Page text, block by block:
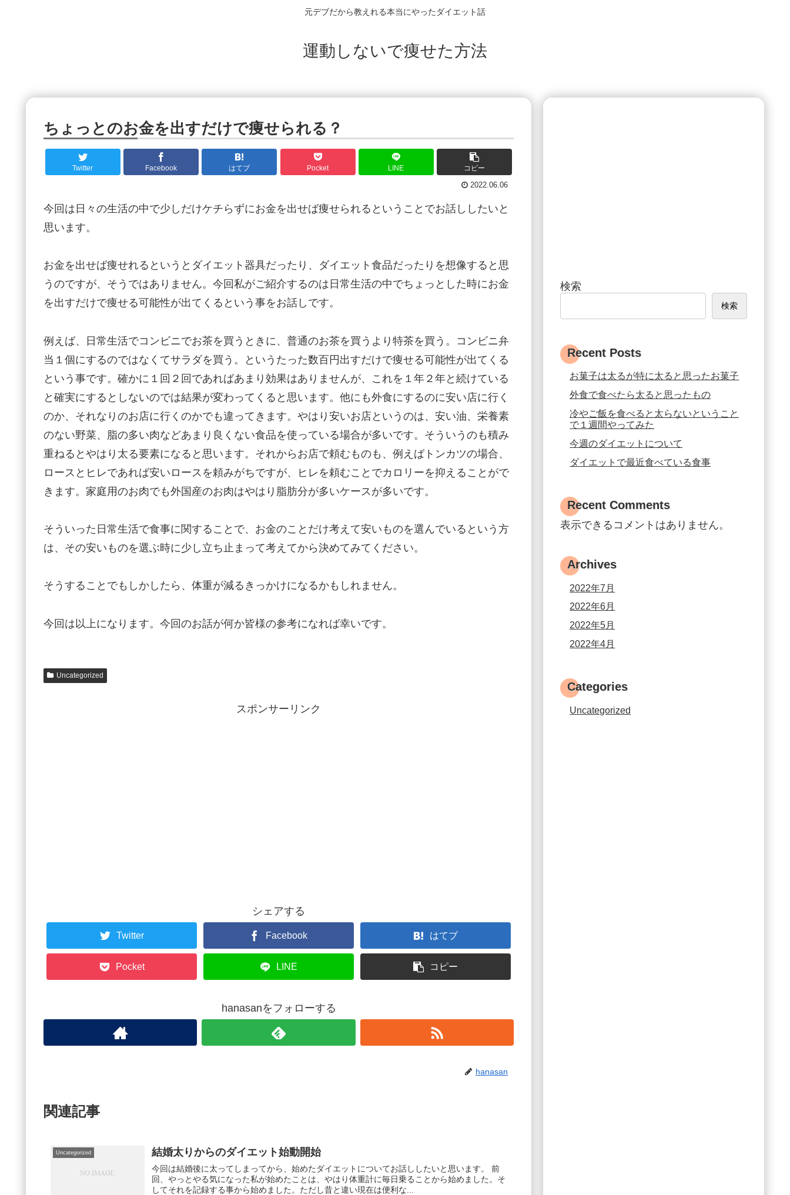
元デブだから教えれる本当にやったダイエット話
運動しないで痩せた方法
ちょっとのお金を出すだけで痩せられる？
Twitter Facebook はてブ Pocket LINE コピー
2022.06.06
今回は日々の生活の中で少しだけケチらずにお金を出せば痩せられるということでお話ししたいと
思います。
お金を出せば痩せれるというとダイエット器具だったり、ダイエット食品だったりを想像すると思
うのですが、そうではありません。今回私がご紹介するのは日常生活の中でちょっとした時にお金
を出すだけで痩せる可能性が出てくるという事をお話しです。
例えば、日常生活でコンビニでお茶を買うときに、普通のお茶を買うより特茶を買う。コンビニ弁
当１個にするのではなくてサラダを買う。というたった数百円出すだけで痩せる可能性が出てくる
という事です。確かに１回２回であればあまり効果はありませんが、これを１年２年と続けている
と確実にするとしないのでは結果が変わってくると思います。他にも外食にするのに安い店に行く
のか、それなりのお店に行くのかでも違ってきます。やはり安いお店というのは、安い油、栄養素
のない野菜、脂の多い肉などあまり良くない食品を使っている場合が多いです。そういうのも積み
重ねるとやはり太る要素になると思います。それからお店で頼むものも、例えばトンカツの場合、
ロースとヒレであれば安いロースを頼みがちですが、ヒレを頼むことでカロリーを抑えることがで
きます。家庭用のお肉でも外国産のお肉はやはり脂肪分が多いケースが多いです。
そういった日常生活で食事に関することで、お金のことだけ考えて安いものを選んでいるという方
は、その安いものを選ぶ時に少し立ち止まって考えてから決めてみてください。
そうすることでもしかしたら、体重が減るきっかけになるかもしれません。
今回は以上になります。今回のお話が何か皆様の参考になれば幸いです。
Uncategorized
スポンサーリンク
シェアする
Twitter Facebook はてブ
Pocket LINE コピー
hanasanをフォローする
hanasan
関連記事
Uncategorized 結婚太りからのダイエット始動開始
今回は結婚後に太ってしまってから、始めたダイエットについてお話ししたいと思います。 前
回、やっとやる気になった私が始めたことは、やはり体重計に毎日乗ることから始めました。そ
してそれを記録する事から始めました。ただし昔と違い現在は便利な...
検索
検索
Recent Posts
お菓子は太るが特に太ると思ったお菓子
外食で食べたら太ると思ったもの
冷やご飯を食べると太らないということ
で１週間やってみた
今週のダイエットについて
ダイエットで最近食べている食事
Recent Comments
表示できるコメントはありません。
Archives
2022年7月
2022年6月
2022年5月
2022年4月
Categories
Uncategorized